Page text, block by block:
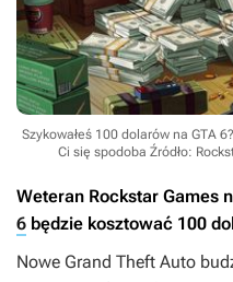
Szykowałeś 100 dolarów na GTA
Ci się spodoba Źródło:
Weteran Rockstar Games
6 będzie kosztować 100
Nowe Grand Theft Auto